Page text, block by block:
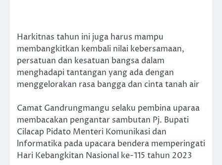
Harkitnas tahun ini juga harus mampu
membangkitkan kembali nilai kebersamaan,
persatuan dan kesatuan bangsa dalam
menghadapi tantangan yang ada dengan
menggelorakan rasa bangga dan cinta tanah air
Camat Gandrungmangu selaku pembina uparaa
membacakan pengantar sambutan Pj. Bupati
Cilacap Pidato Menteri Komunikasi dan
lnformatika pada upacara bendera memperingati
Hari Kebangkitan Nasional ke-115 tahun 2023